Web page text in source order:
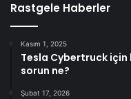
Rastgele Haberler
Kasım 1, 2025
Tesla Cybertruck için
sorun ne?
Şubat 17, 2026